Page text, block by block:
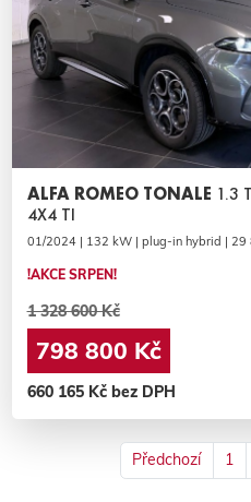
ALFA ROMEO TONALE 1.3
4X4 TI
01/2024 | 132 kW | plug-in hybrid | 29
!AKCE SRPEN!
1 328 600 Kč
798 800 Kč
660 165 Kč bez DPH
Předchozí 1